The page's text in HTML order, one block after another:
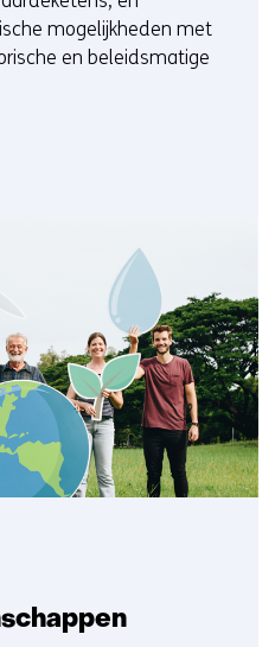
mogelijkheden met
en beleidsmatige